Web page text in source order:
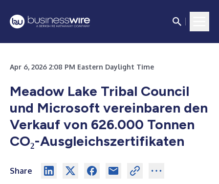
Apr 6, 2026 2:08 PM Eastern Daylight Time
Meadow Lake Tribal Council
und Microsoft vereinbaren den
Verkauf von 626.000 Tonnen
CO₂-Ausgleichszertifikaten
Share